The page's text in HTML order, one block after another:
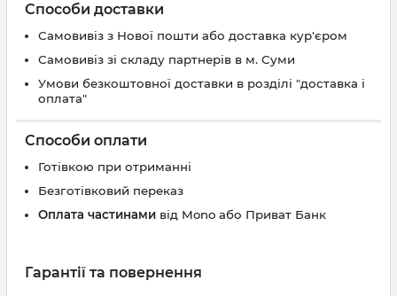
Способи доставки
Самовивіз з Нової пошти або доставка кур'єром
Самовивіз зі складу партнерів в м. Суми
Умови безкоштовної доставки в розділі "доставка і
оплата"
Способи оплати
Готівкою при отриманні
Безготівковий переказ
Оплата частинами від Mono або Приват Банк
Гарантії та повернення